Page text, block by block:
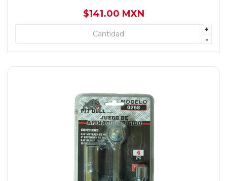
$141.00 MXN
+
-
+ AGREGAR